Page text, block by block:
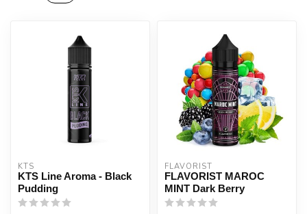
KTS
KTS Line Aroma - Black
Pudding
FLAVORIST
FLAVORIST MAROC
MINT Dark Berry